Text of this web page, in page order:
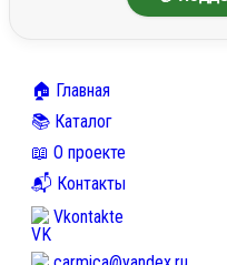
🏠 Главная
📚 Каталог
📖 О проекте
📬 Контакты
Vkontakte